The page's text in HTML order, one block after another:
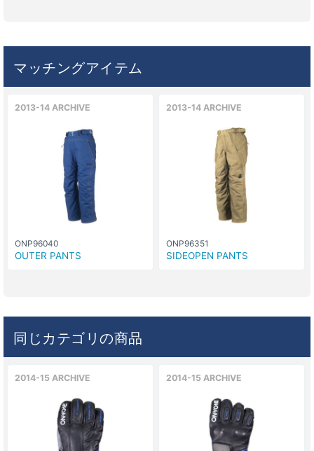
マッチングアイテム
2013-14 ARCHIVE
ONP96040
OUTER PANTS
2013-14 ARCHIVE
ONP96351
SIDEOPEN PANTS
同じカテゴリの商品
2014-15 ARCHIVE 2014-15 ARCHIVE